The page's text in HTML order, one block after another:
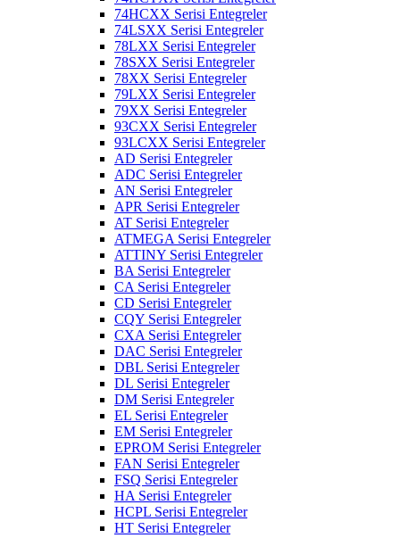
74HCXX Serisi Entegreler
74LSXX Serisi Entegreler
78LXX Serisi Entegreler
78SXX Serisi Entegreler
78XX Serisi Entegreler
79LXX Serisi Entegreler
79XX Serisi Entegreler
93CXX Serisi Entegreler
93LCXX Serisi Entegreler
AD Serisi Entegreler
ADC Serisi Entegreler
AN Serisi Entegreler
APR Serisi Entegreler
AT Serisi Entegreler
ATMEGA Serisi Entegreler
ATTINY Serisi Entegreler
BA Serisi Entegreler
CA Serisi Entegreler
CD Serisi Entegreler
CQY Serisi Entegreler
CXA Serisi Entegreler
DAC Serisi Entegreler
DBL Serisi Entegreler
DL Serisi Entegreler
DM Serisi Entegreler
EL Serisi Entegreler
EM Serisi Entegreler
EPROM Serisi Entegreler
FAN Serisi Entegreler
FSQ Serisi Entegreler
HA Serisi Entegreler
HCPL Serisi Entegreler
HT Serisi Entegreler